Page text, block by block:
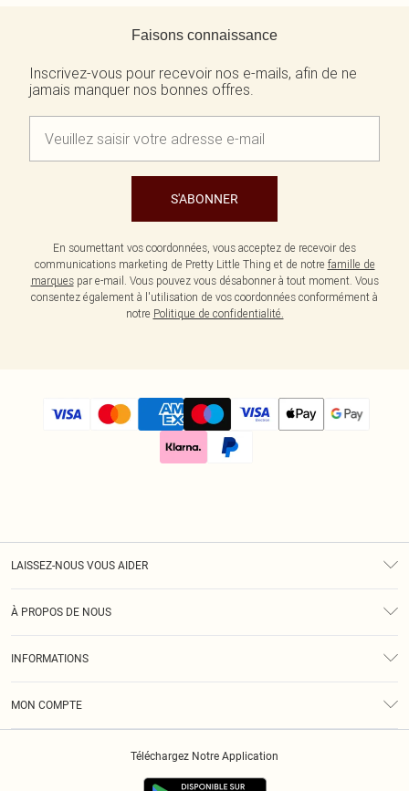
Faisons connaissance
Inscrivez-vous pour recevoir nos e-mails, afin de ne
jamais manquer nos bonnes offres.
S'ABONNER
En soumettant vos coordonnées, vous acceptez de recevoir des
communications marketing de Pretty Little Thing et de notre famille de
marquespar e-mail. Vous pouvez vous désabonner à tout moment. Vous
consentez également à l'utilisation de vos coordonnées conformément à
notre Politique de confidentialité.
LAISSEZ-NOUS VOUS AIDER
À PROPOS DE NOUS
INFORMATIONS
MON COMPTE
Téléchargez Notre Application